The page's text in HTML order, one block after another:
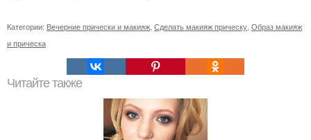
Категории: Вечерние прически и макияж, Сделать макияж прическу, Образ макияж
и прическа
Читайте также